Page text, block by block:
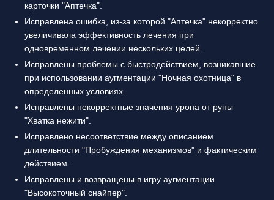
карточки "Аптечка".
Исправлена ошибка, из-за которой "Аптечка" некорректно
увеличивала эффективность лечения при
одновременном лечении нескольких целей.
Исправлены проблемы с быстродействием, возникавшие
при использовании аугментации "Ночная охотница" в
определенных условиях.
Исправлены некорректные значения урона от руны
"Хватка нежити".
Исправлено несоответствие между описанием
длительности "Пробуждения механизмов" и фактическим
действием.
Исправлены и возвращены в игру аугментации
"Высокоточный снайпер".